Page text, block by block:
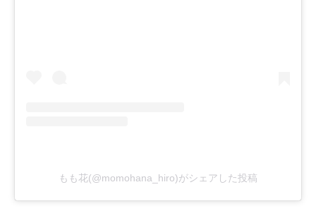
もも花(@momohana_hiro)がシェアした投稿